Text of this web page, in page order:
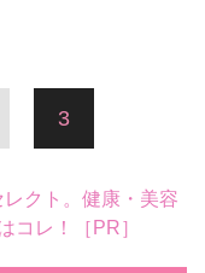
3
クト。健康・美容
コレ！［PR］